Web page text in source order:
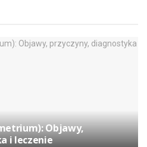
Objawy,
i leczenie